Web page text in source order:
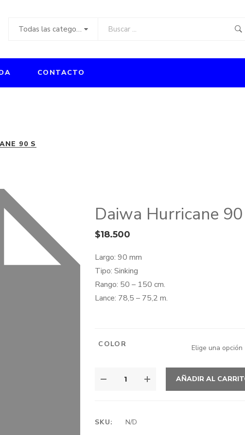
Todas las categorías
CONTACTO
90 S
Daiwa Hurricane
$18.500
Largo: 90 mm
Tipo: Sinking
Rango: 50 – 150 cm.
Lance: 78,5 – 75,2 m.
COLOR
HURRICANE
CANTIDAD
AÑADIR AL
SKU: N/D